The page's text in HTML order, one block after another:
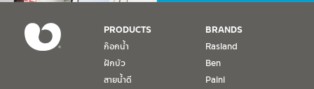
PRODUCTS
ก๊อกน้ำ
ฝักบัว
สายน้ำดี
BRANDS
Rasland
Ben
Paini